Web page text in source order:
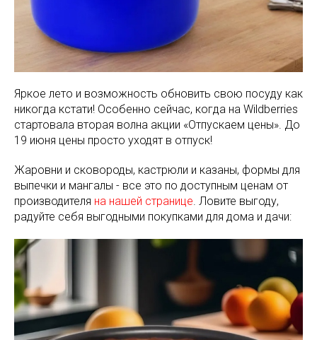
Яркое лето и возможность обновить свою посуду как
никогда кстати! Особенно сейчас, когда на Wildberries
стартовала вторая волна акции «Отпускаем цены». До
19 июня цены просто уходят в отпуск!
Жаровни и сковороды, кастрюли и казаны, формы для
выпечки и мангалы - все это по доступным ценам от
производителя на нашей странице . Ловите выгоду,
радуйте себя выгодными покупками для дома и дачи: